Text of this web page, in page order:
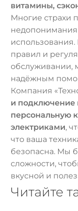
витамины,
Многие страхи
правил и
обслуживании,
надёжным
Компания
и подключение
персональную
электриками,
что ваша
безопасна. Мы
сложности,
вкусной и
Читайте